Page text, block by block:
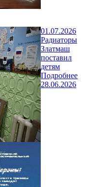
01.07.2026
Радиаторы
Златмаш
поставил
детям
Подробнее
28.06.2026